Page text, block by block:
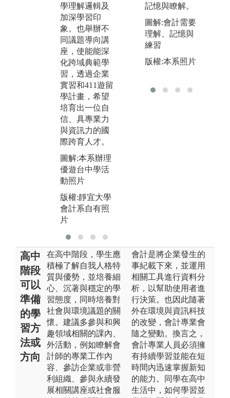
學理解邏輯及
加深學習印
象。也舉辦不
同議題導向講
座，使能能深
化跨域典範學
習，透過企業
實習和411遊留
學計畫，希望
培育出一位自
信、具專業力
與資訊力的國
際跨育人才。
圖解:本系辦理
優遊台中學活
動照片
版權:靜宜大學
會計系自有照
片
得獎照片
版權:靜宜大學
會計系自有照
片
記憶與瞭解。
圖解:會計需要
理解、記憶與
練習
版權:本系照片
高中
階段
可以
準備
的學
習方
法或
方向
在高中階段，學生應
積極了解自我人格特
質與優勢，並培養細
心、沉著與穩定的學
習態度，同時培養對
社會與環境議題的關
懷。建議多參與和興
趣領域相關的課內、
外活動，例如瞭解會
計師的專業工作內
容、參訪企業或非營
利組織、參與永續發
展相關講座或社會服
會計是將企業發生的
事紀載下來，並運用
相關工具進行資料分
析，以幫助使用者進
行決策。也因此隨著
外在環境與資訊科技
的改變，會計專業會
隨之變動。換言之，
會計專業人員必須擁
有持續學習並能在短
時間內迅速掌握新知
的能力。同學在高中
生活中，如何學習並